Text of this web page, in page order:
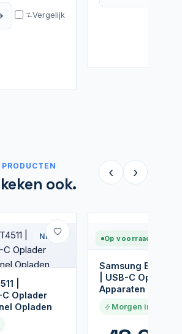
Vergelijk
ook.
‹ ›
Nieuw
|
Oplader
Opladen
Op voorraad
Samsung EP-
| USB-C Oplader
Apparaten 25W |
Morgen in huis